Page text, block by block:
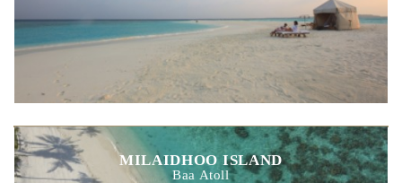
MILAIDHOO ISLAND
Baa Atoll